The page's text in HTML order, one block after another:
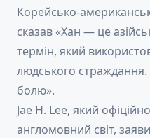
Корейсько-
сказав «Хан — це
термін, який
людського
болю».
Jae H. Lee, який
англомовний світ,